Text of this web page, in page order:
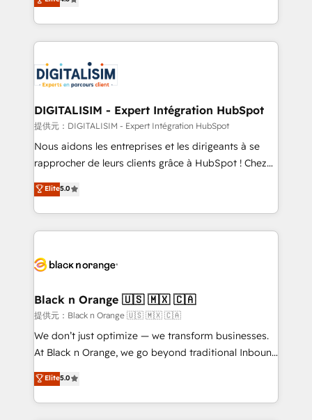
Migration, Custom Integration & Platform
team of 25+ experts Contact us today to help you
get more from your investment in HubSpot.
maximizing EBITDA and achieving Commercial
Excellence. With our targeted processes, we
strengthen your digital transformation and minimize
Implementation partner, we provide expertise to
drive your business forward. Since 2015 we are fully
dedicated to HubSpot and with an experienced
team (50+), we work with reputable companies in
B2B sectors such as manufacturing, SaaS and
business services. We prepare a customized
impact of your digital transformation, including a
detailed financial rationale with a focus on ROI and
embark on a transformational journey that sets your
business up for long-term success. Unlock your
business. If not now, when?
DIGITALISIM - Expert Intégration HubSpot
提供元：DIGITALISIM - Expert Intégration HubSpot
Nous aidons les entreprises et les dirigeants à se
rapprocher de leurs clients grâce à HubSpot ! Chez
DIGITALISIM, nous avons l'intime conviction que la
réussite des entreprises passe par l’innovation web,
le marketing digital, et la relation client ! C'est
pourquoi, nos experts sont à la fois capables de
référencement, votre stratégie digitale et le pilotage
projet HubSpot avec DIGITALISIM : 🧽 Nettoyage,
migration et intégration des bases de données. 🚀
Développement des interfaces avec vos logiciels
métiers ⚙️ Configuration de la plateforme HubSpot
Book Process & Guidelines utilisateurs 🎓
Formations des utilisateurs
Elite5.0
Black n Orange 🇺🇸 🇲🇽 🇨🇦
提供元：Black n Orange 🇺🇸 🇲🇽 🇨🇦
We don’t just optimize — we transform businesses.
At Black n Orange, we go beyond traditional Inbound
Marketing with our exclusive methodologies:
BOOMS and BOOST. Together, they form a powerful
combination that has driven success for over 800
Elite5.0